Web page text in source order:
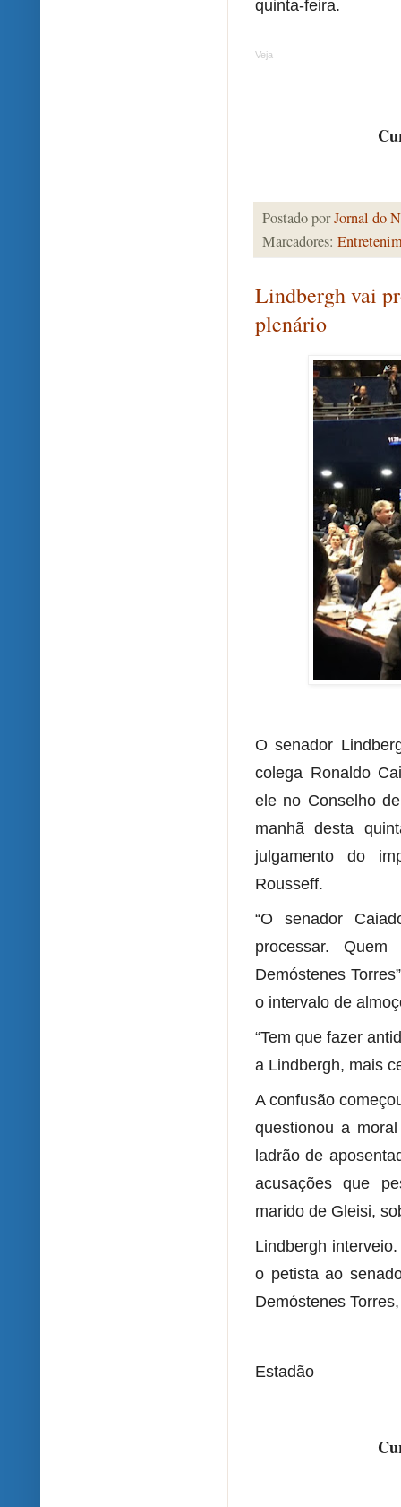
quinta-feira.
Veja
Postado porJornal do
Marcadores:
Lindbergh vai
plenário
O senador
colega Ronaldo
ele no Conselho
manhã desta
julgamento do
Rousseff.
“O senador
processar.
Demóstenes
o intervalo de
“Tem que fazer
a Lindbergh, mais
A confusão
questionou a
ladrão de
acusações que
marido de Gleisi,
Lindbergh
o petista ao
Demóstenes
Estadão